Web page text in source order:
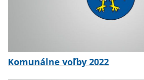
Komunálne voľby 2022